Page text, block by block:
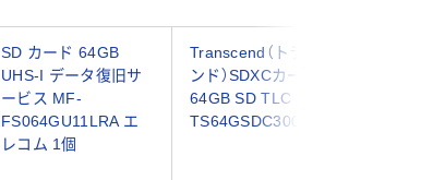
SD カード 64GB
UHS-I データ復旧サ
ービス MF-
FS064GU11LRA エ
レコム 1個
Transcend（トランセ
ンド）SDXCカード
64GB SD TLC
TS64GSDC300S 1個